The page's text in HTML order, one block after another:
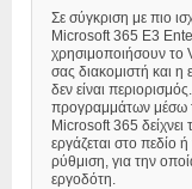
Σε σύγκριση με πιο
Microsoft 365 E3
χρησιμοποιήσουν το
σας διακομιστή και η
δεν είναι
προγραμμάτων μέσω
Microsoft 365
εργάζεται στο πεδίο
ρύθμιση, για την
εργοδότη.